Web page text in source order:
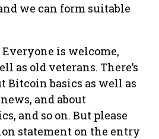
we can form suitable
is welcome,
as old veterans. There’s
Bitcoin basics as well as
and about
and so on. But please
statement on the entry